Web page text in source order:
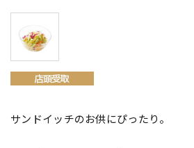
サンドイッチのお供にぴったり。